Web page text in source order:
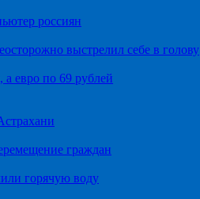
россиян
выстрелил себе в голову
евро по 69 рублей
граждан
горячую воду